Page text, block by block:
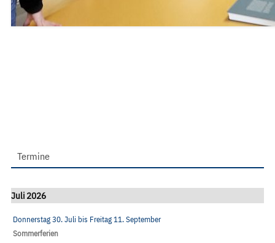
Termine
Juli 2026
Donnerstag 30. Juli bis Freitag 11. September
Sommerferien